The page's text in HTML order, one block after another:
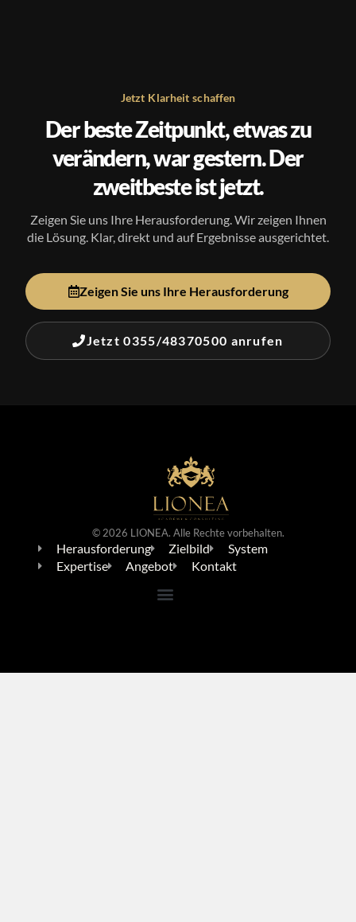
Jetzt Klarheit schaffen
Der beste Zeitpunkt, etwas zu
verändern, war gestern. Der
zweitbeste ist jetzt.
Zeigen Sie uns Ihre Herausforderung. Wir zeigen Ihnen
die Lösung. Klar, direkt und auf Ergebnisse ausgerichtet.
Zeigen Sie uns Ihre Herausforderung
Jetzt 0355/48370500 anrufen
© 2026 LIONEA. Alle Rechte vorbehalten.
Herausforderung Zielbild
System
Expertise
Angebot Kontakt